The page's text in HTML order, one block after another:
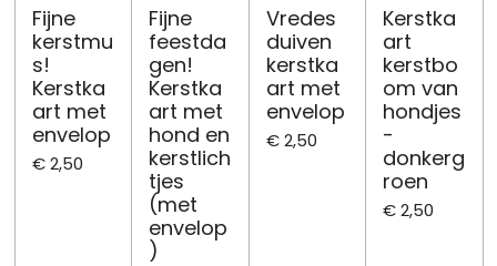
Fijne
kerstmu
s!
Kerstka
art met
envelop
€ 2,50
Fijne
feestda
gen!
Kerstka
art met
hond en
kerstlich
tjes
(met
envelop
)
Vredes
duiven
kerstka
art met
envelop
€ 2,50
Kerstka
art
kerstbo
om van
hondjes
-
donkerg
roen
€ 2,50